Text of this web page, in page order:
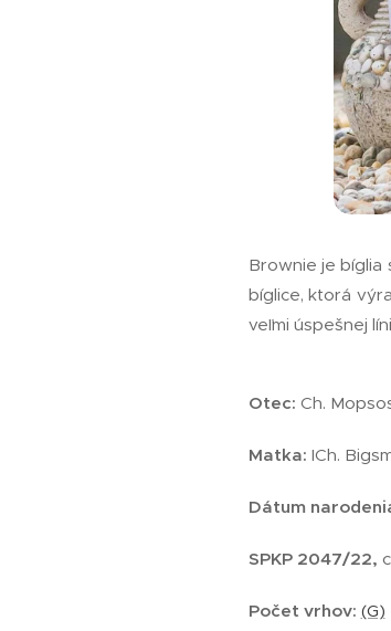
Brownie je bíglia
bíglice, ktorá
veľmi úspešnej
Otec: Ch.
Matka: ICh.
Dátum
SPKP 2047/22,
Počet vrhov: (G)